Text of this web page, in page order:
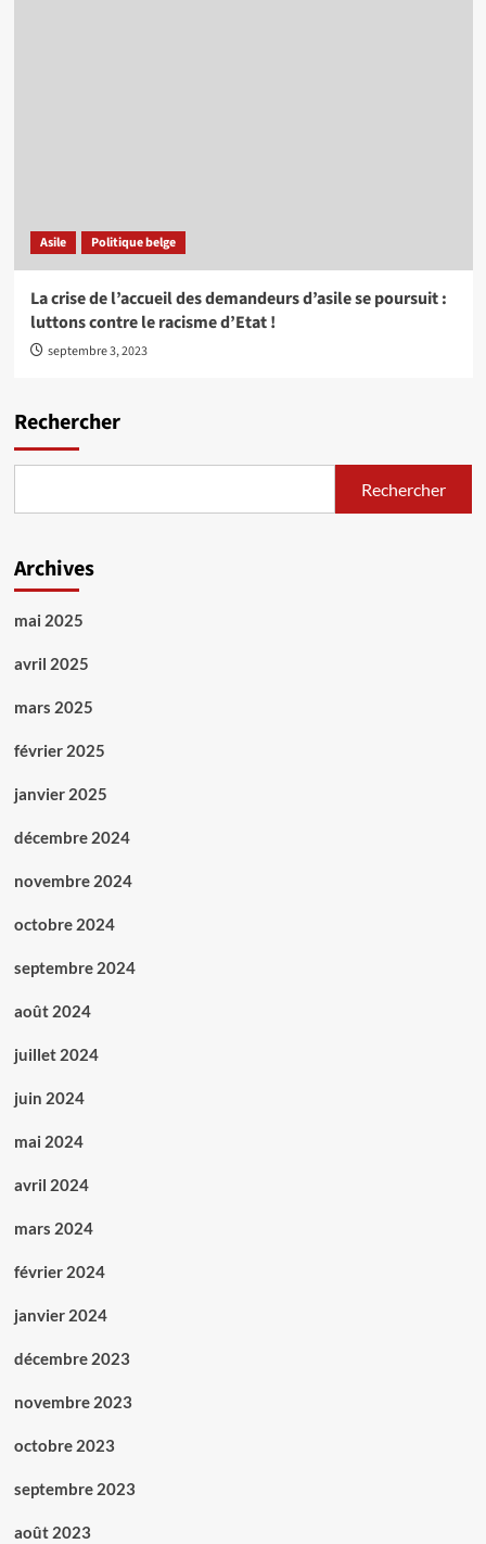
Asile Politique belge
La crise de l’accueil des demandeurs d’asile se poursuit :
luttons contre le racisme d’Etat !
septembre 3, 2023
Rechercher
Rechercher
Archives
mai 2025
avril 2025
mars 2025
février 2025
janvier 2025
décembre 2024
novembre 2024
octobre 2024
septembre 2024
août 2024
juillet 2024
juin 2024
mai 2024
avril 2024
mars 2024
février 2024
janvier 2024
décembre 2023
novembre 2023
octobre 2023
septembre 2023
août 2023